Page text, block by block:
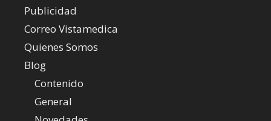
Publicidad
Correo Vistamedica
Quienes Somos
Blog
Contenido
General